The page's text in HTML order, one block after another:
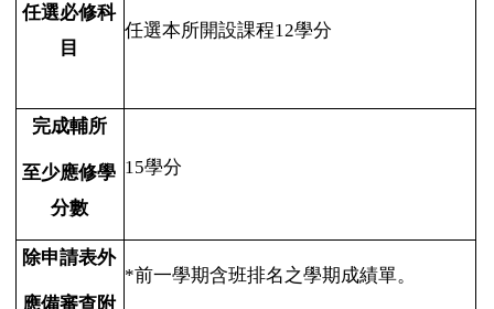
任選必修科
目
任選本所開設課程12學分
完成輔所
至少應修學
分數
15學分
除申請表外
應備審查附
*前一學期含班排名之學期成績單。